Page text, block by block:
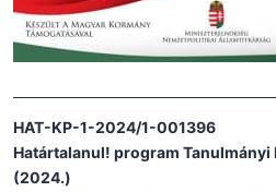
HAT-KP-1-2024/1-001396
Határtalanul! program
(2024.)